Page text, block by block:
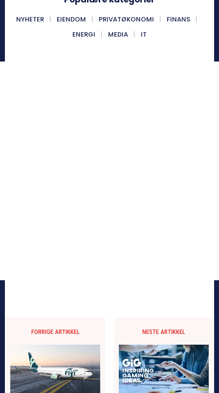
NYHETER EIENDOM PRIVATØKONOMI
FINANS
ENERGI
MEDIA IT
FORRIGE ARTIKKEL NESTE ARTIKKEL